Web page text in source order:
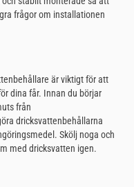
frågor om installationen
är viktigt för att
dina får. Innan du börjar
från
dricksvattenbehållarna
Skölj noga och
med dricksvatten igen.